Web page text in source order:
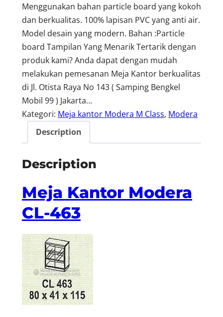
Menggunakan bahan particle board yang kokoh
dan berkualitas. 100% lapisan PVC yang anti air.
Model desain yang modern. Bahan :Particle
board Tampilan Yang Menarik Tertarik dengan
produk kami? Anda dapat dengan mudah
melakukan pemesanan Meja Kantor berkualitas
di Jl. Otista Raya No 143 ( Samping Bengkel
Mobil 99 ) Jakarta…
Kategori: Meja kantor Modera M Class, Modera
Description
Description
Meja Kantor Modera
CL-463